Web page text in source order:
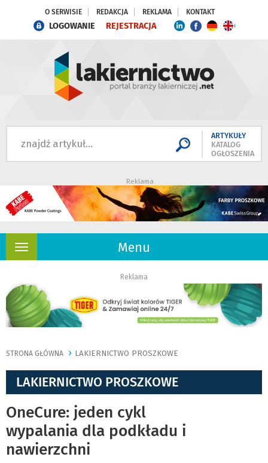
O SERWISIE REDAKCJA REKLAMA KONTAKT
LOGOWANIE REJESTRACJA
ARTYKUŁY
KATALOG
OGŁOSZENIA
Reklama
Menu
Rozwiń
Reklama
STRONA GŁÓWNA LAKIERNICTWO PROSZKOWE
LAKIERNICTWO PROSZKOWE
OneCure: jeden cykl
wypalania dla podkładu i
nawierzchni